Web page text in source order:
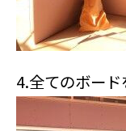
4.全てのボー